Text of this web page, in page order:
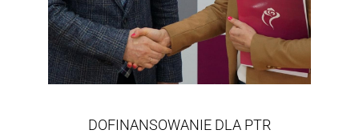
DOFINANSOWANIE DLA PTR